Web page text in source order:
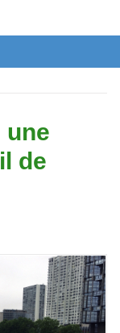
une
de